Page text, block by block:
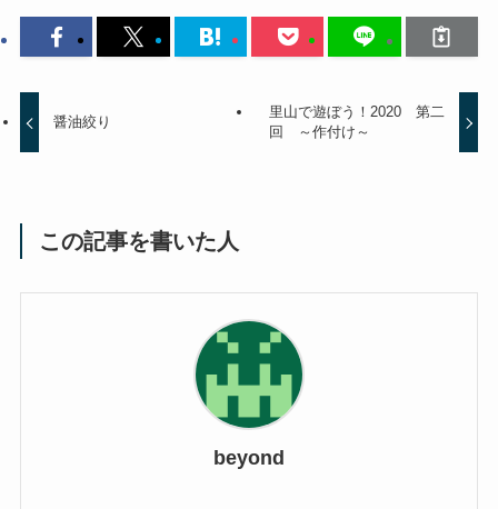
醤油絞り
里山で遊ぼう！2020 第二
回 ～作付け～
この記事を書いた人
beyond